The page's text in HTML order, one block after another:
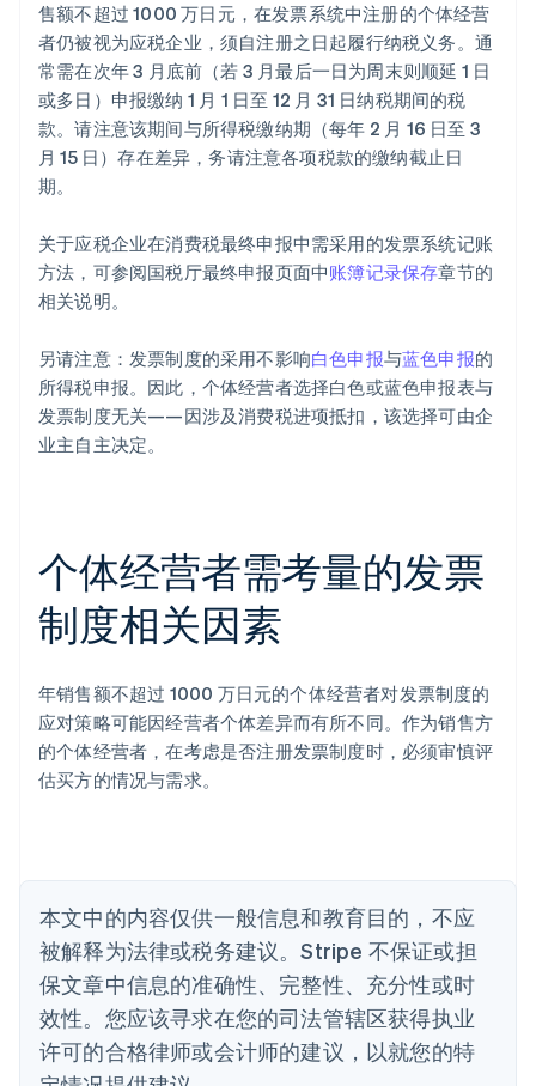
售额不超过 1000 万日元，在发票系统中注册的个体经营
者仍被视为应税企业，须自注册之日起履行纳税义务。通
常需在次年 3 月底前（若 3 月最后一日为周末则顺延 1 日
或多日）申报缴纳 1 月 1 日至 12 月 31 日纳税期间的税
款。请注意该期间与所得税缴纳期（每年 2 月 16 日至 3
月 15 日）存在差异，务请注意各项税款的缴纳截止日
期。
关于应税企业在消费税最终申报中需采用的发票系统记账
方法，可参阅国税厅最终申报页面中账簿记录保存章节的
相关说明。
另请注意：发票制度的采用不影响白色申报与蓝色申报的
所得税申报。因此，个体经营者选择白色或蓝色申报表与
发票制度无关——因涉及消费税进项抵扣，该选择可由企
业主自主决定。
个体经营者需考量的发票
制度相关因素
年销售额不超过 1000 万日元的个体经营者对发票制度的
应对策略可能因经营者个体差异而有所不同。作为销售方
的个体经营者，在考虑是否注册发票制度时，必须审慎评
估买方的情况与需求。
本文中的内容仅供一般信息和教育目的，不应
被解释为法律或税务建议。Stripe 不保证或担
保文章中信息的准确性、完整性、充分性或时
效性。您应该寻求在您的司法管辖区获得执业
许可的合格律师或会计师的建议，以就您的特
阿联酋
爱沙尼亚
English
奥地利
DeutschEnglish
澳大利亚
巴西
PortuguêsEnglish
保加利亚
English
比利时
丹麦
English
德国
DeutschEnglish
法国
芬兰
English Svenska